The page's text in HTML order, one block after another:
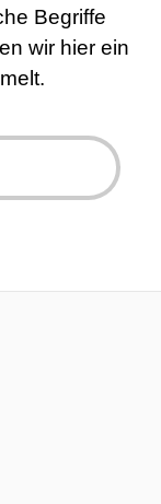
Begriffe
wir hier ein